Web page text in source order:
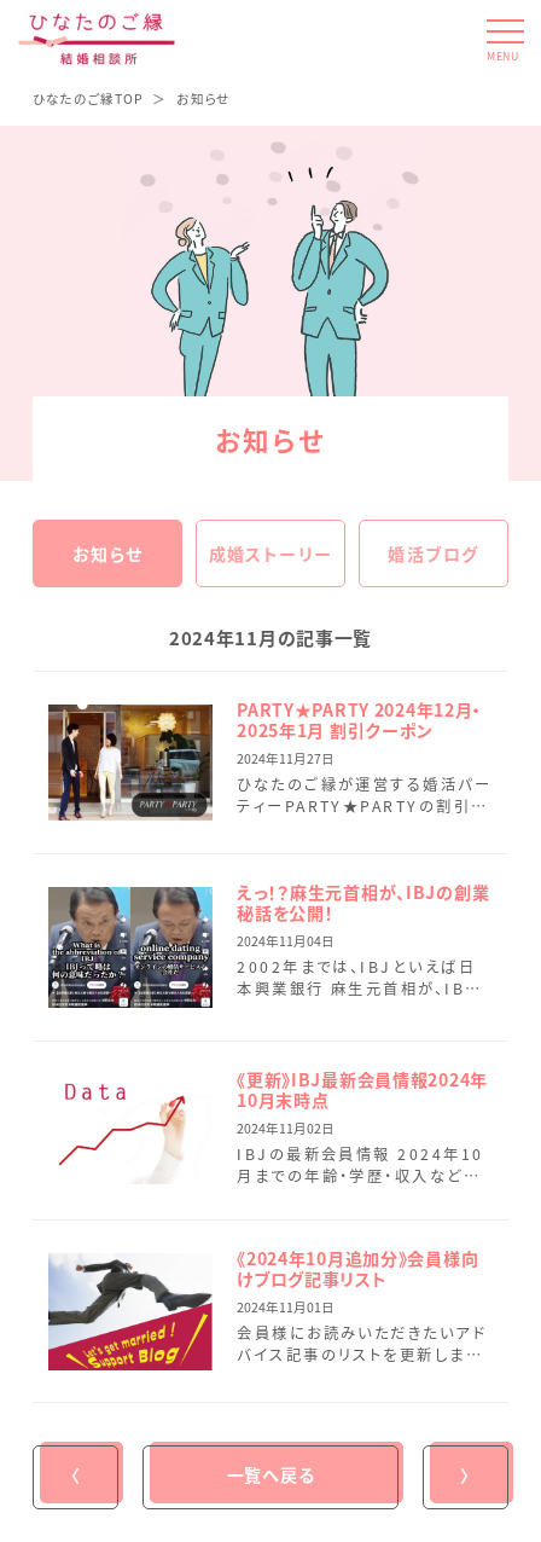
MENU
ひなたのご縁TOP お知らせ
お知らせ
お知らせ 成婚ストーリー 婚活ブログ
2024年11月の記事一覧
PARTY★PARTY 2024年12月・
2025年1月 割引クーポン
2024年11月27日
ひなたのご縁が運営する婚活パー
ティーPARTY★PARTYの割引ク
えっ！？麻生元首相が、IBJの創業
秘話を公開！
2024年11月04日
2002年までは、IBJといえば日
本興業銀行 麻生元首相が、IBJ
《更新》IBJ最新会員情報2024年
10月末時点
2024年11月02日
IBJの最新会員情報 2024年10
月までの年齢・学歴・収入など気
《2024年10月追加分》会員様向
けブログ記事リスト
2024年11月01日
会員様にお読みいただきたいアド
バイス記事のリストを更新しまし
[…]
〈 一覧へ戻る 〉